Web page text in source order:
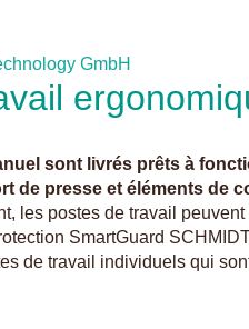
GmbH
sont livrés prêts à
de presse et éléments de
les postes de travail
SmartGuard
de travail individuels qui